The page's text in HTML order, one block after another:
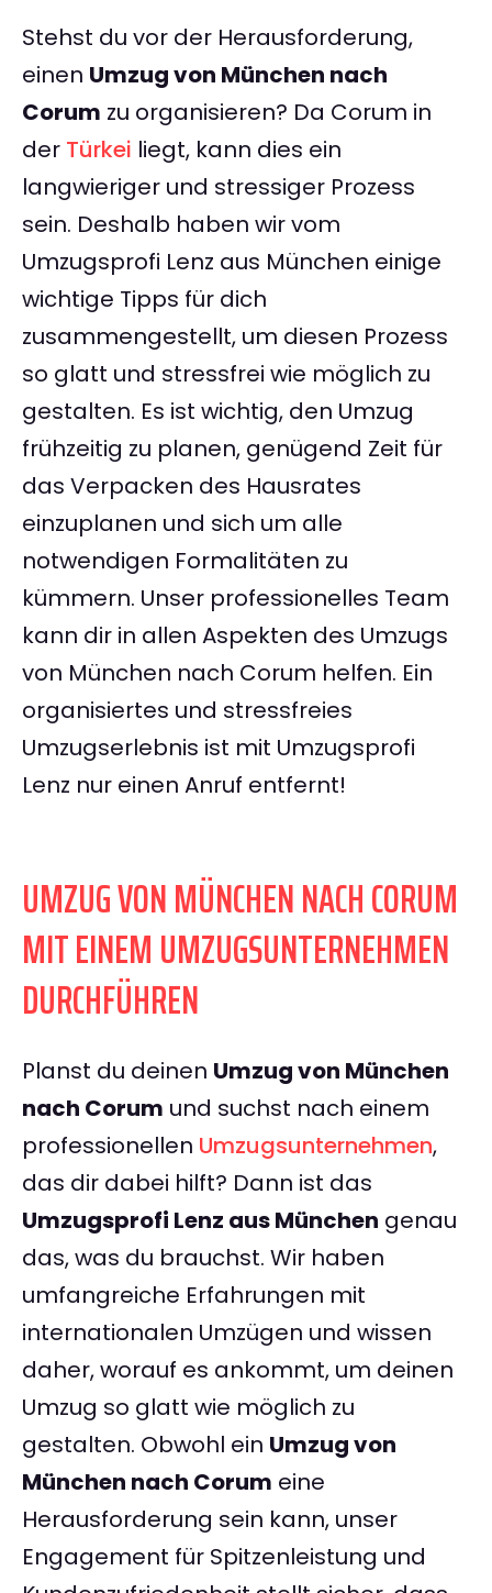
Stehst du vor der Herausforderung,
einen Umzug von München nach
Corum zu organisieren? Da Corum in
der Türkei liegt, kann dies ein
langwieriger und stressiger Prozess
sein. Deshalb haben wir vom
Umzugsprofi Lenz aus München einige
wichtige Tipps für dich
zusammengestellt, um diesen Prozess
so glatt und stressfrei wie möglich zu
gestalten. Es ist wichtig, den Umzug
frühzeitig zu planen, genügend Zeit für
das Verpacken des Hausrates
einzuplanen und sich um alle
notwendigen Formalitäten zu
kümmern. Unser professionelles Team
kann dir in allen Aspekten des Umzugs
von München nach Corum helfen. Ein
organisiertes und stressfreies
Umzugserlebnis ist mit Umzugsprofi
Lenz nur einen Anruf entfernt!
UMZUG VON MÜNCHEN NACH CORUM
MIT EINEM UMZUGSUNTERNEHMEN
DURCHFÜHREN
Planst du deinen Umzug von München
nach Corum und suchst nach einem
professionellen Umzugsunternehmen,
das dir dabei hilft? Dann ist das
Umzugsprofi Lenz aus München genau
das, was du brauchst. Wir haben
umfangreiche Erfahrungen mit
internationalen Umzügen und wissen
daher, worauf es ankommt, um deinen
Umzug so glatt wie möglich zu
gestalten. Obwohl ein Umzug von
München nach Corum eine
Herausforderung sein kann, unser
Engagement für Spitzenleistung und